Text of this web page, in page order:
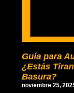
Guía para
¿Estás
Basura?
noviembre 25,